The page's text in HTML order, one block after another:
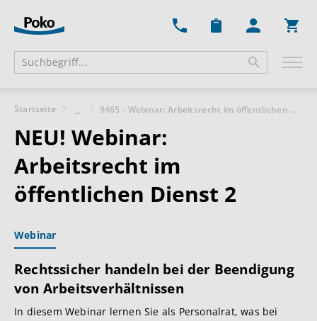
Startseite ... 9465 - Webinar: Arbeitsrecht im öffentlichen Dienst 2
NEU! Webinar:
Arbeitsrecht im
öffentlichen Dienst 2
Webinar
Rechtssicher handeln bei der Beendigung
von Arbeitsverhältnissen
In diesem Webinar lernen Sie als Personalrat, was bei